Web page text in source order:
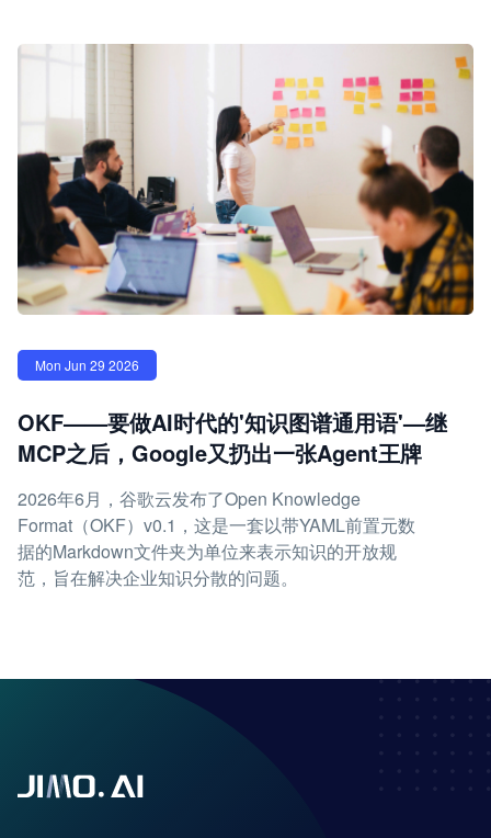
Mon Jun 29 2026
OKF——要做AI时代的'知识图谱通用语'—继
MCP之后，Google又扔出一张Agent王牌
2026年6月，谷歌云发布了Open Knowledge
Format（OKF）v0.1，这是一套以带YAML前置元数
据的Markdown文件夹为单位来表示知识的开放规
范，旨在解决企业知识分散的问题。